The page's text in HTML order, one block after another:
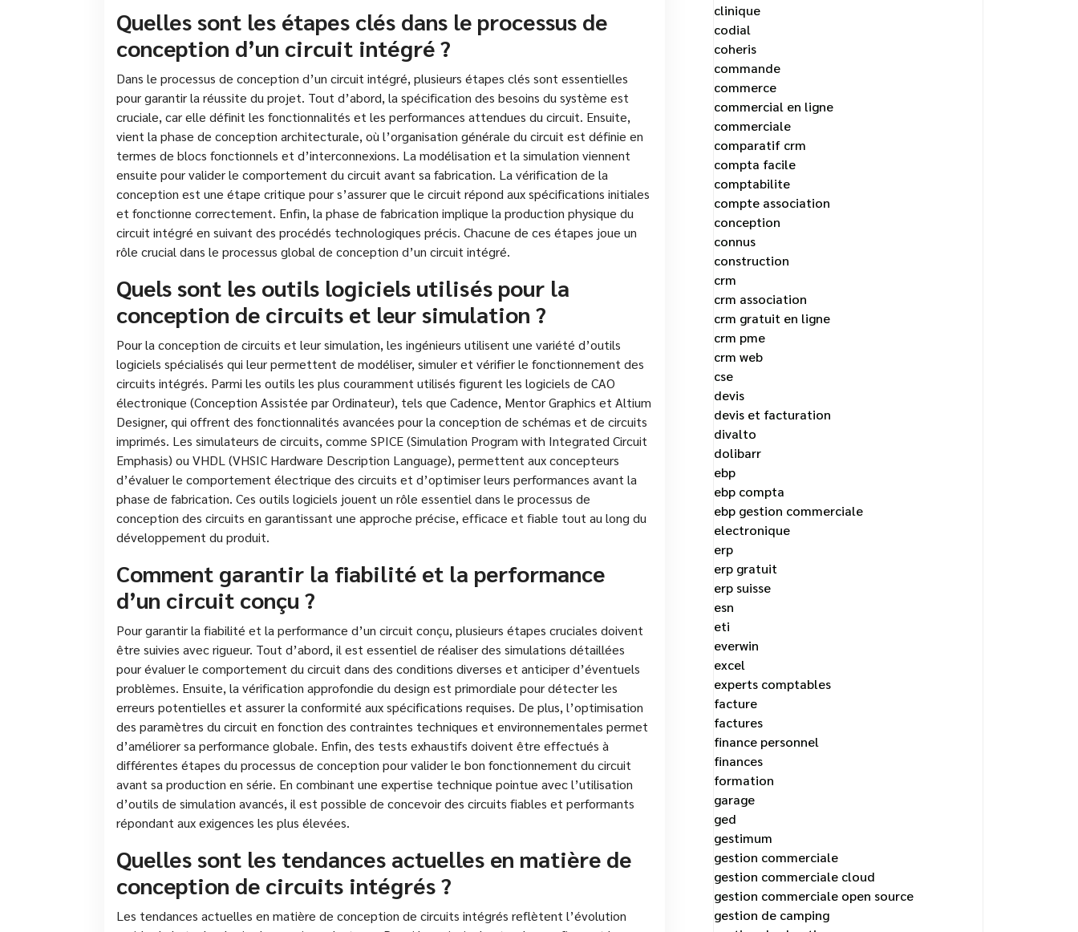
Quelles sont les étapes clés dans le processus de
conception d’un circuit intégré ?
Dans le processus de conception d’un circuit intégré, plusieurs étapes clés sont essentielles
pour garantir la réussite du projet. Tout d’abord, la spécification des besoins du système est
cruciale, car elle définit les fonctionnalités et les performances attendues du circuit. Ensuite,
vient la phase de conception architecturale, où l’organisation générale du circuit est définie en
termes de blocs fonctionnels et d’interconnexions. La modélisation et la simulation viennent
ensuite pour valider le comportement du circuit avant sa fabrication. La vérification de la
conception est une étape critique pour s’assurer que le circuit répond aux spécifications initiales
et fonctionne correctement. Enfin, la phase de fabrication implique la production physique du
circuit intégré en suivant des procédés technologiques précis. Chacune de ces étapes joue un
rôle crucial dans le processus global de conception d’un circuit intégré.
Quels sont les outils logiciels utilisés pour la
conception de circuits et leur simulation ?
Pour la conception de circuits et leur simulation, les ingénieurs utilisent une variété d’outils
logiciels spécialisés qui leur permettent de modéliser, simuler et vérifier le fonctionnement des
circuits intégrés. Parmi les outils les plus couramment utilisés figurent les logiciels de CAO
électronique (Conception Assistée par Ordinateur), tels que Cadence, Mentor Graphics et Altium
Designer, qui offrent des fonctionnalités avancées pour la conception de schémas et de circuits
imprimés. Les simulateurs de circuits, comme SPICE (Simulation Program with Integrated Circuit
Emphasis) ou VHDL (VHSIC Hardware Description Language), permettent aux concepteurs
d’évaluer le comportement électrique des circuits et d’optimiser leurs performances avant la
phase de fabrication. Ces outils logiciels jouent un rôle essentiel dans le processus de
conception des circuits en garantissant une approche précise, efficace et fiable tout au long du
développement du produit.
Comment garantir la fiabilité et la performance
d’un circuit conçu ?
Pour garantir la fiabilité et la performance d’un circuit conçu, plusieurs étapes cruciales doivent
être suivies avec rigueur. Tout d’abord, il est essentiel de réaliser des simulations détaillées
pour évaluer le comportement du circuit dans des conditions diverses et anticiper d’éventuels
problèmes. Ensuite, la vérification approfondie du design est primordiale pour détecter les
erreurs potentielles et assurer la conformité aux spécifications requises. De plus, l’optimisation
des paramètres du circuit en fonction des contraintes techniques et environnementales permet
d’améliorer sa performance globale. Enfin, des tests exhaustifs doivent être effectués à
différentes étapes du processus de conception pour valider le bon fonctionnement du circuit
avant sa production en série. En combinant une expertise technique pointue avec l’utilisation
d’outils de simulation avancés, il est possible de concevoir des circuits fiables et performants
répondant aux exigences les plus élevées.
Quelles sont les tendances actuelles en matière de
conception de circuits intégrés ?
Les tendances actuelles en matière de conception de circuits intégrés reflètent l’évolution
clinique
codial
coheris
commande
commerce
commercial en ligne
commerciale
comparatif crm
compta facile
comptabilite
compte association
conception
connus
construction
crm
crm association
crm gratuit en ligne
crm pme
crm web
cse
devis
devis et facturation
divalto
dolibarr
ebp
ebp compta
ebp gestion commerciale
electronique
erp
erp gratuit
erp suisse
esn
eti
everwin
excel
experts comptables
facture
factures
finance personnel
finances
formation
garage
ged
gestimum
gestion commerciale
gestion commerciale cloud
gestion commerciale open source
gestion de camping